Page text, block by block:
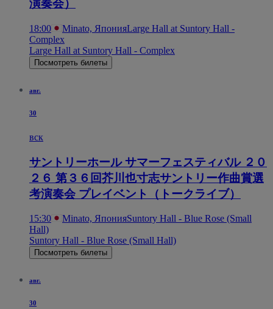
演奏会）
18:00 Minato, ЯпонияLarge Hall at Suntory Hall -
Complex
Large Hall at Suntory Hall - Complex
Посмотреть билеты
авг.
30
вск
サントリーホール サマーフェスティバル ２０
２６ 第３６回芥川也寸志サントリー作曲賞選
考演奏会 プレイベント（トークライブ）
15:30 Minato, ЯпонияSuntory Hall - Blue Rose (Small
Hall)
Suntory Hall - Blue Rose (Small Hall)
Посмотреть билеты
авг.
30